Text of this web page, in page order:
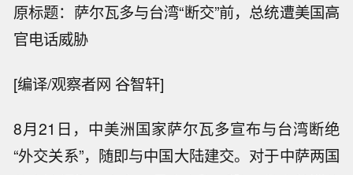
原标题：萨尔瓦多与台湾“断交”前，总统遭美国高
官电话威胁
[编译/观察者网 谷智轩]
8月21日，中美洲国家萨尔瓦多宣布与台湾断绝
“外交关系”，随即与中国大陆建交。对于中萨两国